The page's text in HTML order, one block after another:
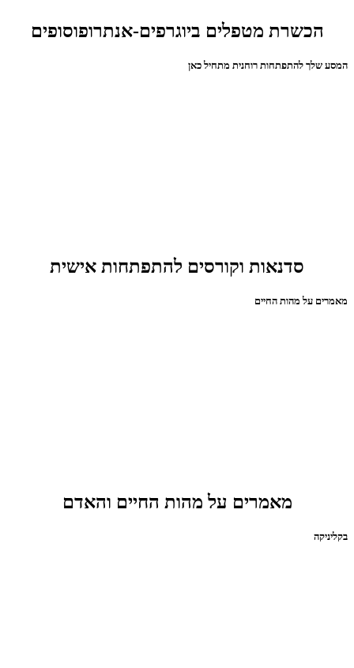
הכשרת מטפלים ביוגרפים-אנתרופוסופים
המסע שלך להתפתחות רוחנית מתחיל כאן
סדנאות וקורסים להתפתחות אישית
מאמרים על מהות החיים
מאמרים על מהות החיים והאדם
בקליניקה